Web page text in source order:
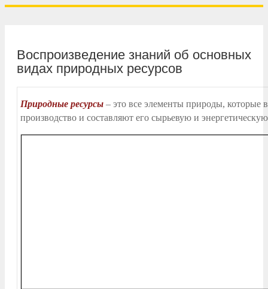
Воспроизведение знаний об основных
видах природных ресурсов
Природные ресурсы – это все элементы природы, которые
производство и составляют его сырьевую и энергетическую